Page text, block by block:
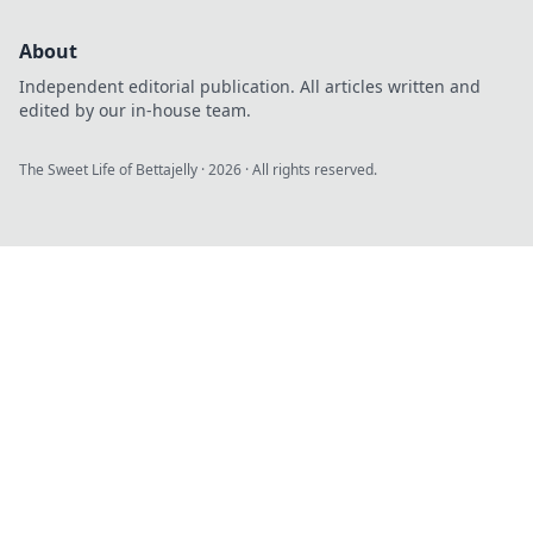
About
Independent editorial publication. All articles written and
edited by our in-house team.
The Sweet Life of Bettajelly ·2026 · All rights reserved.